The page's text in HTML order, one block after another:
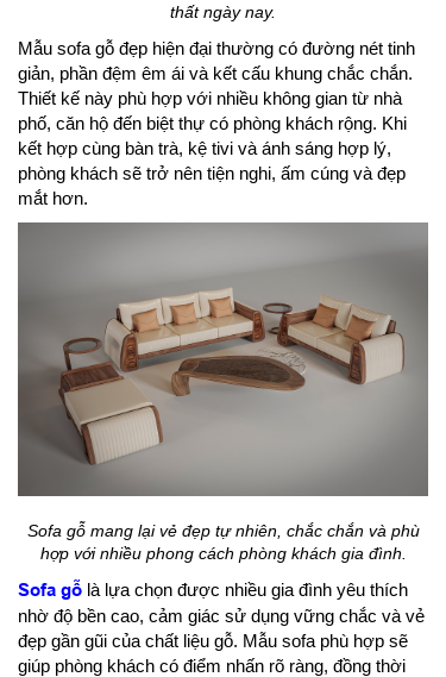
thất ngày nay.
Mẫu sofa gỗ đẹp hiện đại thường có đường nét tinh
giản, phần đệm êm ái và kết cấu khung chắc chắn.
Thiết kế này phù hợp với nhiều không gian từ nhà
phố, căn hộ đến biệt thự có phòng khách rộng. Khi
kết hợp cùng bàn trà, kệ tivi và ánh sáng hợp lý,
phòng khách sẽ trở nên tiện nghi, ấm cúng và đẹp
mắt hơn.
Sofa gỗ mang lại vẻ đẹp tự nhiên, chắc chắn và phù
hợp với nhiều phong cách phòng khách gia đình.
Sofa gỗ là lựa chọn được nhiều gia đình yêu thích
nhờ độ bền cao, cảm giác sử dụng vững chắc và vẻ
đẹp gần gũi của chất liệu gỗ. Mẫu sofa phù hợp sẽ
giúp phòng khách có điểm nhấn rõ ràng, đồng thời